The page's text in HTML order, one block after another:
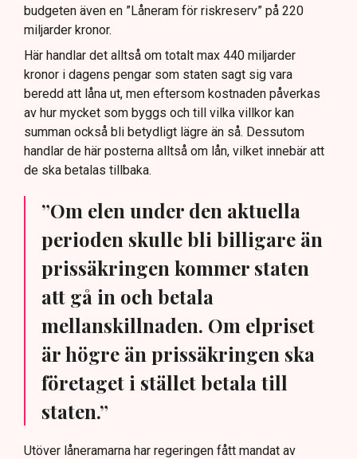
budgeten även en ”Låneram för riskreserv” på 220
miljarder kronor.
Här handlar det alltså om totalt max 440 miljarder
kronor i dagens pengar som staten sagt sig vara
beredd att låna ut, men eftersom kostnaden påverkas
av hur mycket som byggs och till vilka villkor kan
summan också bli betydligt lägre än så. Dessutom
handlar de här posterna alltså om lån, vilket innebär att
de ska betalas tillbaka.
”Om elen under den aktuella
perioden skulle bli billigare än
prissäkringen kommer staten
att gå in och betala
mellanskillnaden. Om elpriset
är högre än prissäkringen ska
företaget i stället betala till
staten.”
Utöver låneramarna har regeringen fått mandat av